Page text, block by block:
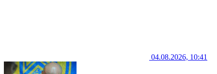
04.08.2026, 10:41